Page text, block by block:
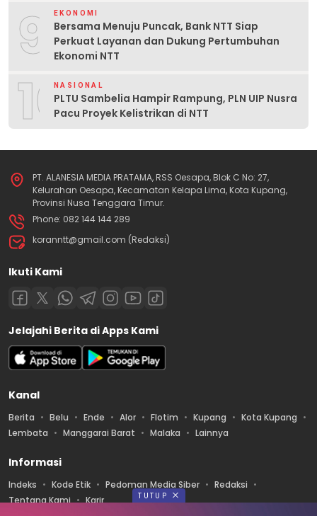
9 EKONOMI
Bersama Menuju Puncak, Bank NTT Siap
Perkuat Layanan dan Dukung Pertumbuhan
Ekonomi NTT
10NASIONAL
PLTU Sambelia Hampir Rampung, PLN UIP Nusra
Pacu Proyek Kelistrikan di NTT
PT. ALANESIA MEDIA PRATAMA, RSS Oesapa, Blok C No: 27,
Kelurahan Oesapa, Kecamatan Kelapa Lima, Kota Kupang,
Provinsi Nusa Tenggara Timur.
Phone: 082 144 144 289
koranntt@gmail.com (Redaksi)
Ikuti Kami
Jelajahi Berita di Apps Kami
Kanal
Berita Belu Ende Alor Flotim Kupang
Kota Kupang
Lembata
Manggarai Barat Malaka Lainnya
Informasi
Indeks Kode Etik Pedoman Media Siber
Redaksi
Tentang Kami
Karir TUTUP